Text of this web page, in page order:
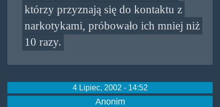
którzy przyznają się do kontaktu z
narkotykami, próbowało ich mniej niż
10 razy.
4 Lipiec, 2002 - 14:52
Anonim